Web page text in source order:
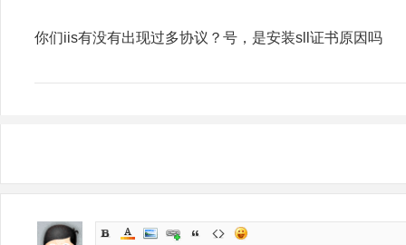
你们iis有没有出现过多协议？号，是安装sll证书原因吗